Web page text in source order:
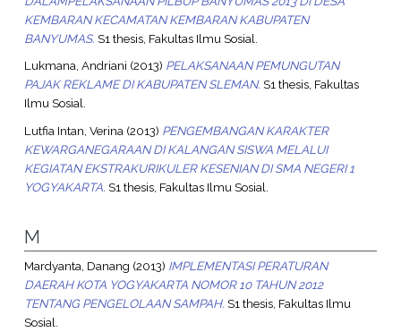
KEMBARAN KECAMATAN KEMBARAN KABUPATEN
BANYUMAS. S1 thesis, Fakultas Ilmu Sosial.
Lukmana, Andriani (2013) PELAKSANAAN PEMUNGUTAN
PAJAK REKLAME DI KABUPATEN SLEMAN. S1 thesis, Fakultas
Ilmu Sosial.
Lutfia Intan, Verina (2013) PENGEMBANGAN KARAKTER
KEWARGANEGARAAN DI KALANGAN SISWA MELALUI
KEGIATAN EKSTRAKURIKULER KESENIAN DI SMA NEGERI 1
YOGYAKARTA. S1 thesis, Fakultas Ilmu Sosial.
M
Mardyanta, Danang (2013) IMPLEMENTASI PERATURAN
DAERAH KOTA YOGYAKARTA NOMOR 10 TAHUN 2012
TENTANG PENGELOLAAN SAMPAH. S1 thesis, Fakultas Ilmu
Sosial.